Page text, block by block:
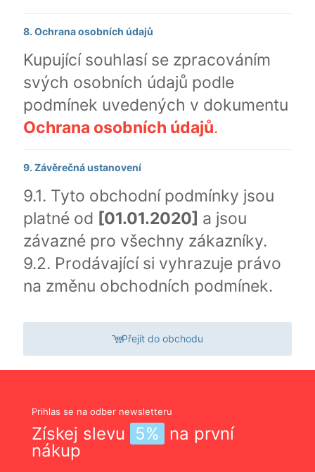
8. Ochrana osobních údajů
Kupující souhlasí se zpracováním
svých osobních údajů podle
podmínek uvedených v dokumentu
Ochrana osobních údajů.
9. Závěrečná ustanovení
9.1. Tyto obchodní podmínky jsou
platné od [01.01.2020] a jsou
závazné pro všechny zákazníky.
9.2. Prodávající si vyhrazuje právo
na změnu obchodních podmínek.
Přejít do obchodu
Prihlas se na odber newsletteru
Získej slevu 5% na první
nákup